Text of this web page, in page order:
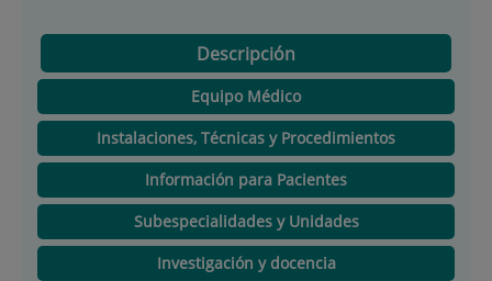
Descripción
Equipo Médico
Instalaciones, Técnicas y Procedimientos
Información para Pacientes
Subespecialidades y Unidades
Investigación y docencia